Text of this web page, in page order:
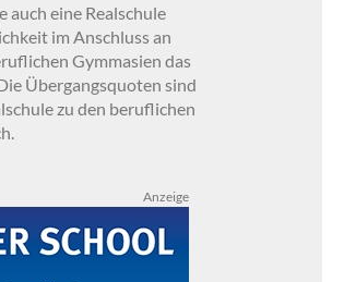
auch eine Realschule
im Anschluss an
Gymmasien das
Übergangsquoten sind
zu den beruflichen
Anzeige